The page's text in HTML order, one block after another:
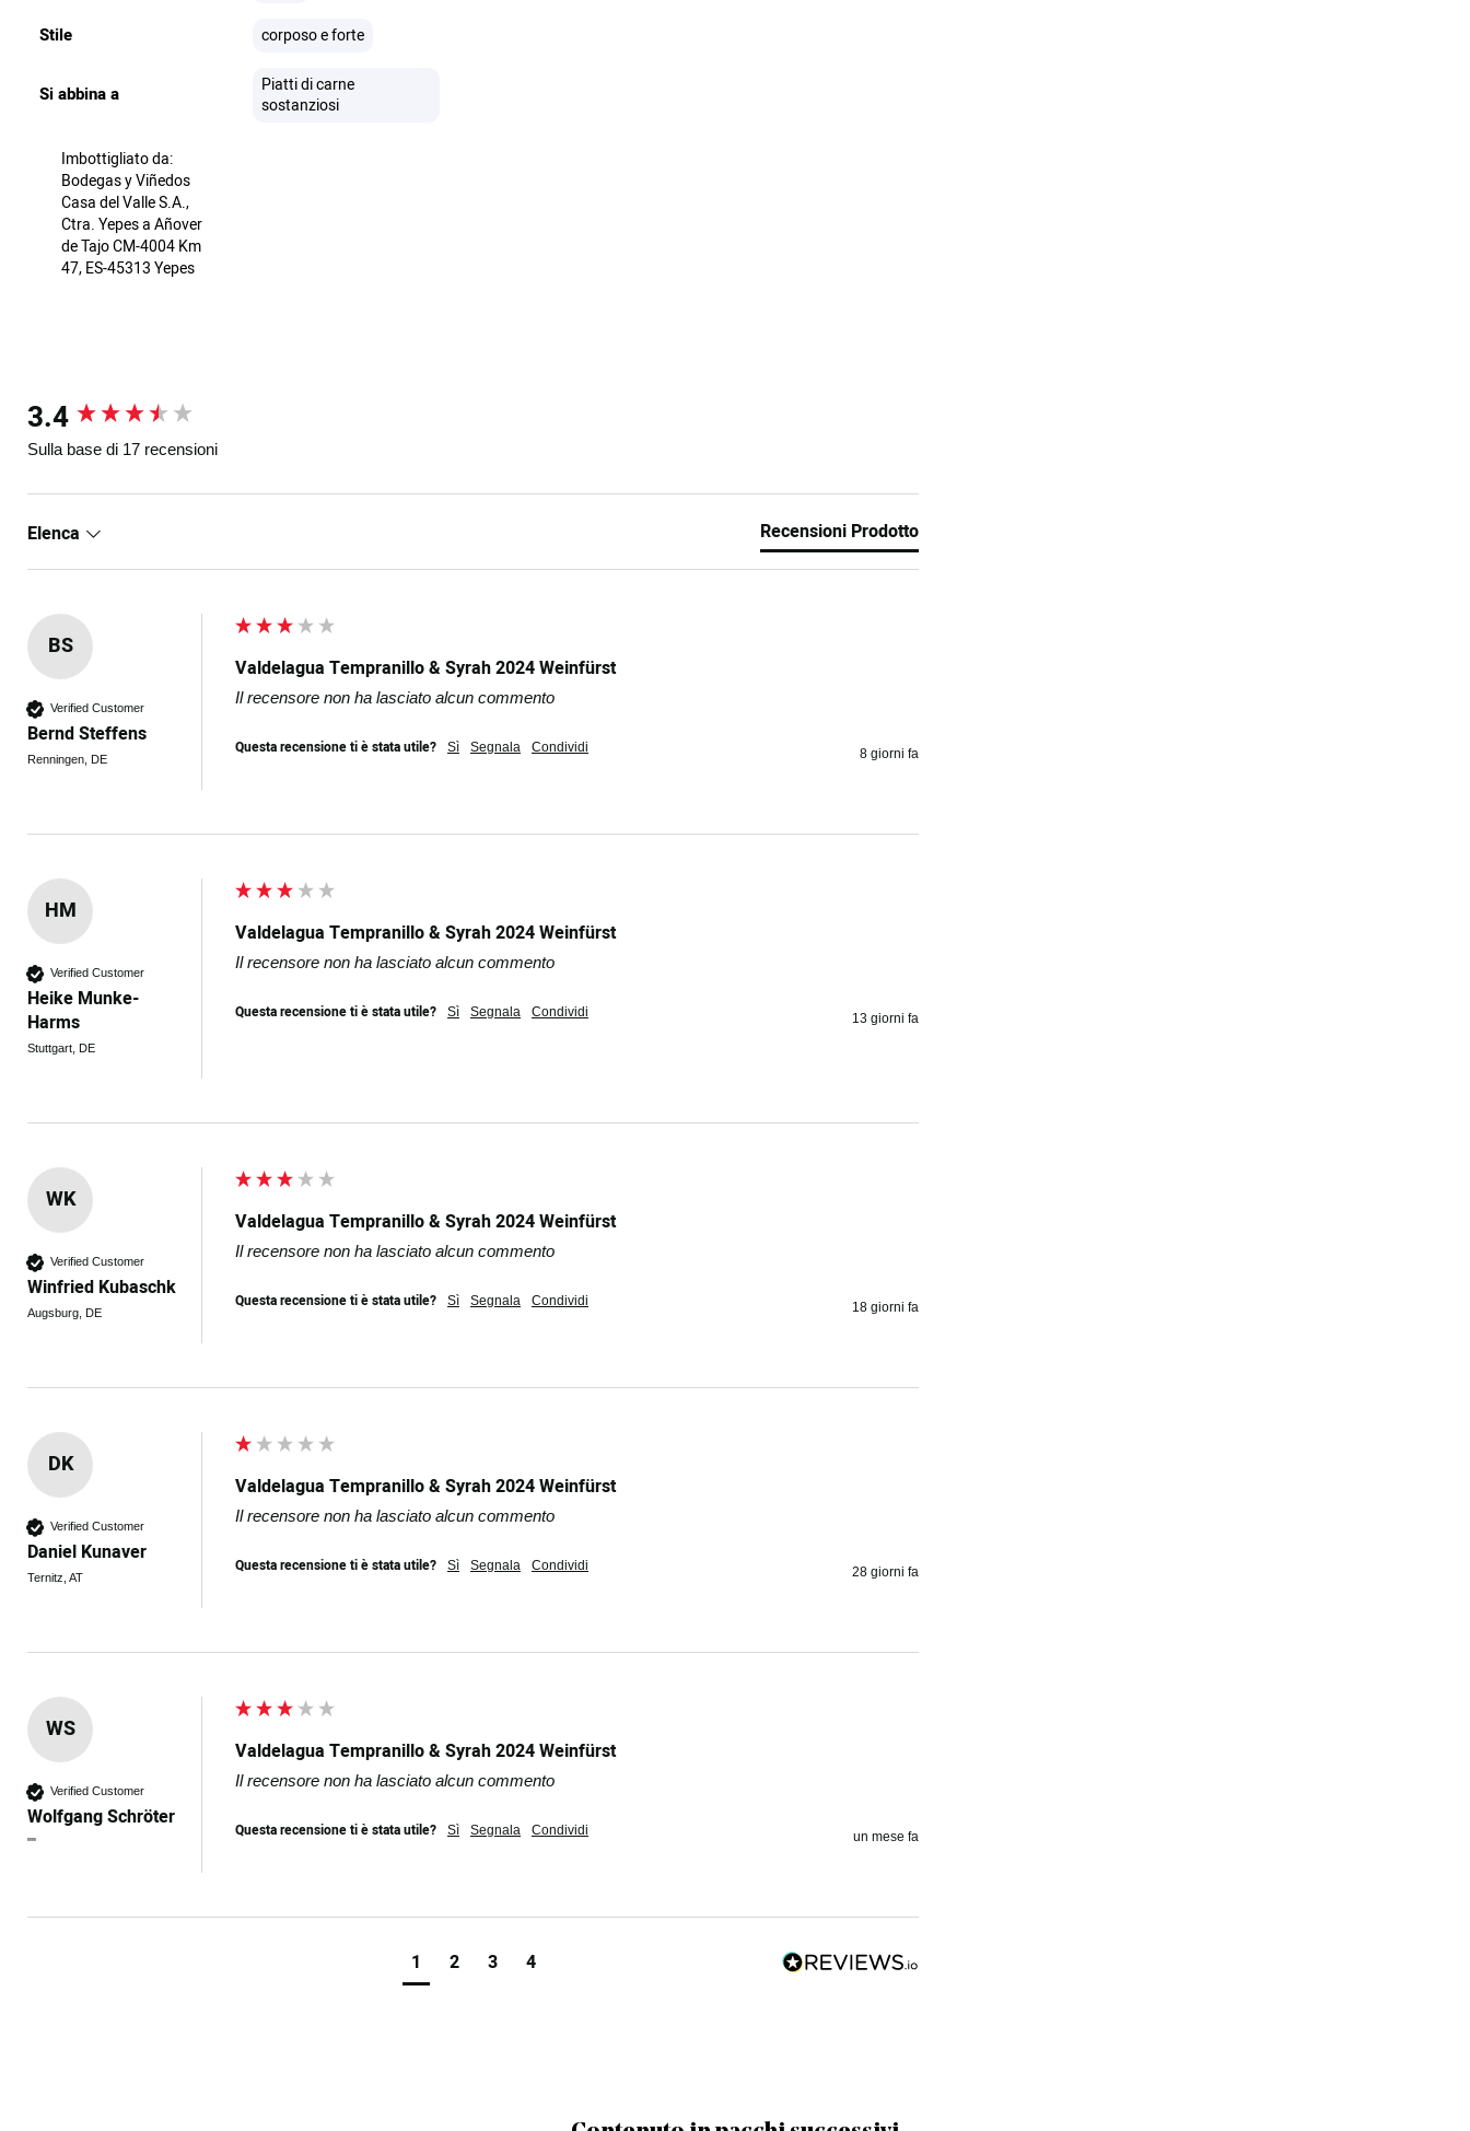
Stile corposo e forte
Si abbina a
Piatti di carne
sostanziosi
Imbottigliato da:
Bodegas y Viñedos
Casa del Valle S.A.,
Ctra. Yepes a Añover
de Tajo CM-4004 Km
47, ES-45313 Yepes
3.4
Sulla base di 17 recensioni
Elenca Recensioni Prodotto
BS
Verified Customer
Bernd Steffens
Renningen, DE
Valdelagua Tempranillo & Syrah 2024 Weinfürst
Il recensore non ha lasciato alcun commento
Questa recensione ti è stata utile? Sì Segnala Condividi 8 giorni fa
HM
Verified Customer
Heike Munke-
Harms
Stuttgart, DE
Valdelagua Tempranillo & Syrah 2024 Weinfürst
Il recensore non ha lasciato alcun commento
Questa recensione ti è stata utile? Sì Segnala Condividi 13 giorni fa
WK
Verified Customer
Winfried Kubaschk
Augsburg, DE
Valdelagua Tempranillo & Syrah 2024 Weinfürst
Il recensore non ha lasciato alcun commento
Questa recensione ti è stata utile? Sì Segnala Condividi 18 giorni fa
DK
Verified Customer
Daniel Kunaver
Ternitz, AT
Valdelagua Tempranillo & Syrah 2024 Weinfürst
Il recensore non ha lasciato alcun commento
Questa recensione ti è stata utile? Sì Segnala Condividi 28 giorni fa
WS
Verified Customer
Wolfgang Schröter
""
Valdelagua Tempranillo & Syrah 2024 Weinfürst
Il recensore non ha lasciato alcun commento
Questa recensione ti è stata utile? Sì Segnala Condividi un mese fa
1 2 3 4
New content loaded